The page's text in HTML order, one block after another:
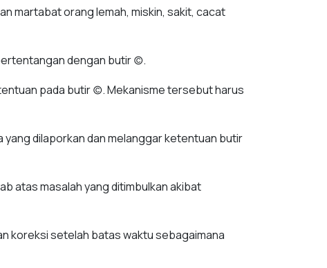
martabat orang lemah, miskin, sakit, cacat
dengan butir (c).
pada butir (c). Mekanisme tersebut harus
dilaporkan dan melanggar ketentuan butir
atas masalah yang ditimbulkan akibat
koreksi setelah batas waktu sebagaimana